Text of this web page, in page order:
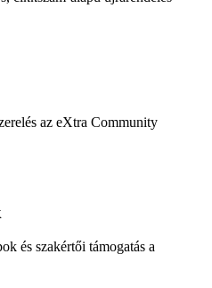
az eXtra Community
és szakértői támogatás a